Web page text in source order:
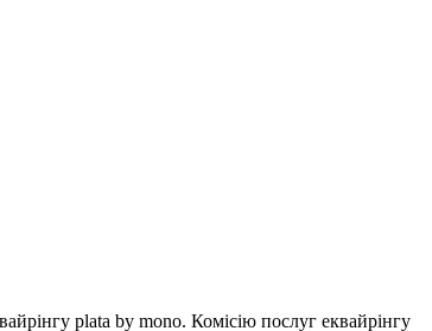
plata by mono. Комісію послуг еквайрінгу